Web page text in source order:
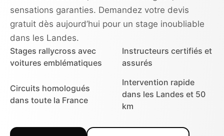
sensations garanties. Demandez votre devis
gratuit dès aujourd’hui pour un stage inoubliable
dans les Landes.
Stages rallycross avec
voitures emblématiques
Instructeurs certifiés et
assurés
Circuits homologués
dans toute la France
Intervention rapide
dans les Landes et 50
km